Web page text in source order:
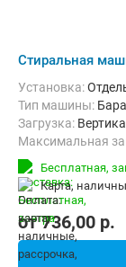
Стиральная
Установка:
Тип машины:
загрузка:
Максимальная
Количество
Дополнительные
Безопасность:
Бесплатная,
карта,
от736,00 p.